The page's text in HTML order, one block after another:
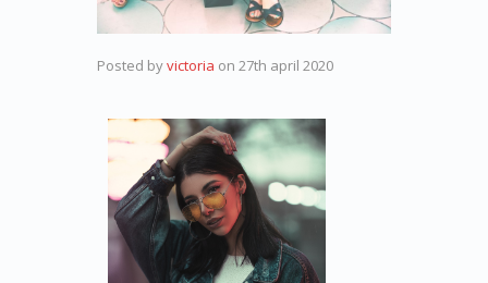
Posted byvictoria on 27th april 2020